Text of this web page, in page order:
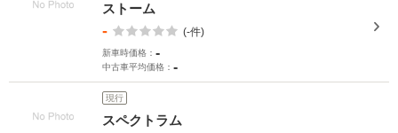
ストーム
- (-件)
新車時価格： -
中古車平均価格： -
現行
スペクトラム